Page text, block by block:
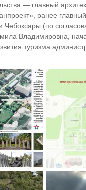
— главный
ранее
Чебоксары (по
Владимировна,
туризма